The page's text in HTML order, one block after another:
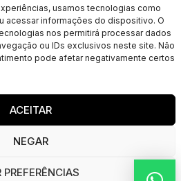
usamos tecnologias como
acessar informações do dispositivo. O
nos permitirá processar dados
ou IDs exclusivos neste site. Não
pode afetar negativamente certos
ACEITAR
NEGAR
PREFERÊNCIAS
de Uso